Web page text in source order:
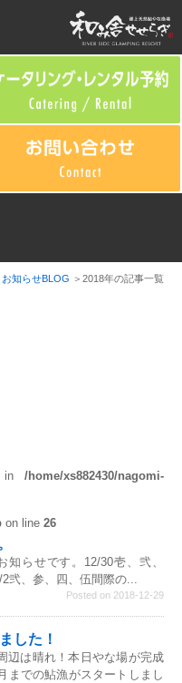
お知らせBLOG 2018年の記事一覧
in /home/xs882430/nagomi-
on line 26
らせです。12/30壱、弐、
弐、参、四、伍間際の...
Posted on 2018-12-29
した！
辺は晴れ！本日やな場が完成
までの鮎漁がスタートしまし